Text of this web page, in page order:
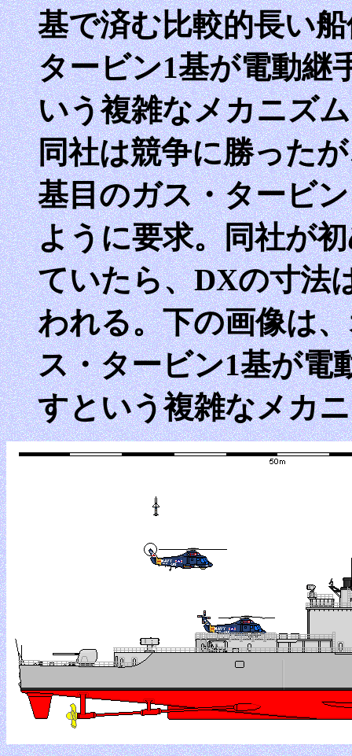
基で済む比較的長い
タービン1基が電動継
いう複雑なメカニズ
同社は競争に勝った
基目のガス・タービ
ように要求。同社が
ていたら、DXの寸法
われる。下の画像は
ス・タービン1基が電
すという複雑なメカ